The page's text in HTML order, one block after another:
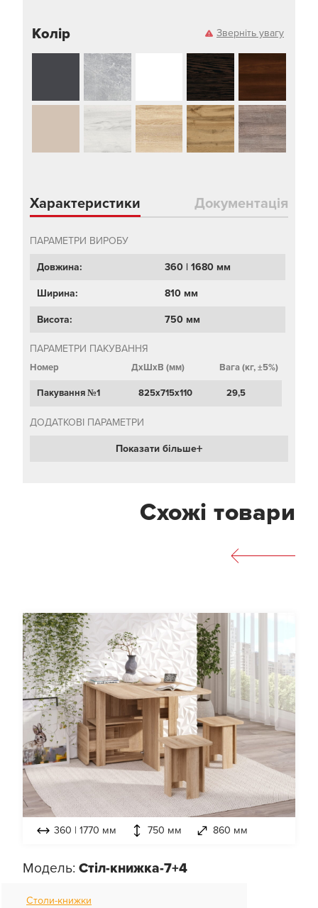
Зверніть увагу
Колір
Характеристики Документація
ПАРАМЕТРИ ВИРОБУ
Довжина: 360 | 1680 мм
Ширина: 810 мм
Висота: 750 мм
ПАРАМЕТРИ ПАКУВАННЯ
Номер ДхШхВ (мм) Вага (кг, ±5%)
Пакування №1 825х715х110 29,5
ДОДАТКОВІ ПАРАМЕТРИ
Показати більше
Схожі товари
360 | 1770 мм 750 мм 860 мм
Модель: Стіл-книжка-7+4
Столи-книжки